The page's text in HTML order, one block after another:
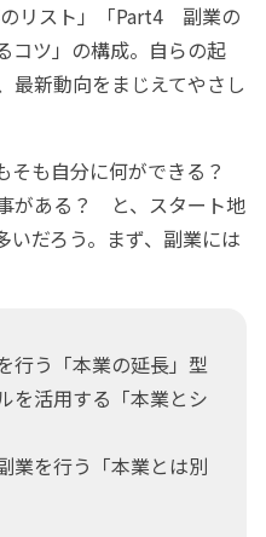
リスト」「Part4 副業の
コツ」の構成。自らの起
最新動向をまじえてやさし
そも自分に何ができる？
がある？ と、スタート地
いだろう。まず、副業には
行う「本業の延長」型
を活用する「本業とシ
業を行う「本業とは別